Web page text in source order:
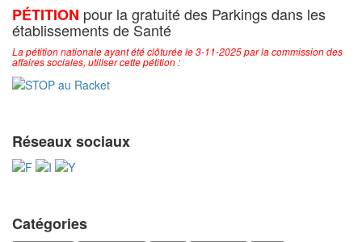
PÉTITION pour la gratuité des Parkings dans les
établissements de Santé
La pétition nationale ayant été clôturée le 3-11-2025 par la commission des
affaires sociales, utiliser cette pétition :
Réseaux sociaux
Catégories